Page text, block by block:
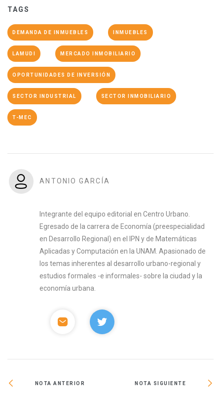
TAGS
DEMANDA DE INMUEBLES INMUEBLES
LAMUDI MERCADO INMOBILIARIO
OPORTUNIDADES DE INVERSIÓN
SECTOR INDUSTRIAL SECTOR INMOBILIARIO
T-MEC
ANTONIO GARCÍA
Integrante del equipo editorial en Centro Urbano.
Egresado de la carrera de Economía (preespecialidad
en Desarrollo Regional) en el IPN y de Matemáticas
Aplicadas y Computación en la UNAM. Apasionado de
los temas inherentes al desarrollo urbano-regional y
estudios formales -e informales- sobre la ciudad y la
economía urbana.
NOTA ANTERIOR NOTA SIGUIENTE